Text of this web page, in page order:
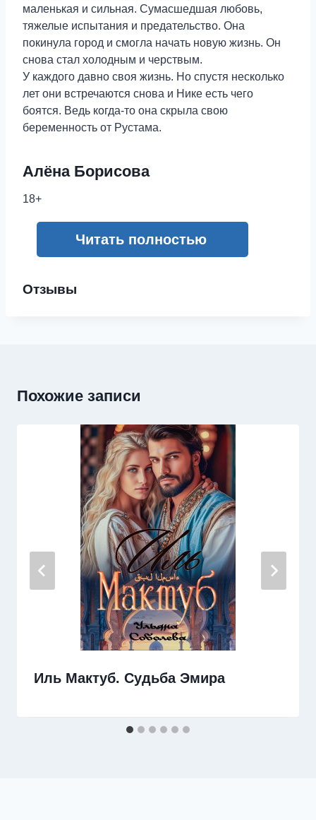
маленькая и сильная. Сумасшедшая любовь,
тяжелые испытания и предательство. Она
покинула город и смогла начать новую жизнь. Он
снова стал холодным и черствым.
У каждого давно своя жизнь. Но спустя несколько
лет они встречаются снова и Нике есть чего
боятся. Ведь когда-то она скрыла свою
беременность от Рустама.
Алёна Борисова
18+
Читать полностью
Отзывы
Похожие записи
Иль Мактуб. Судьба Эмира